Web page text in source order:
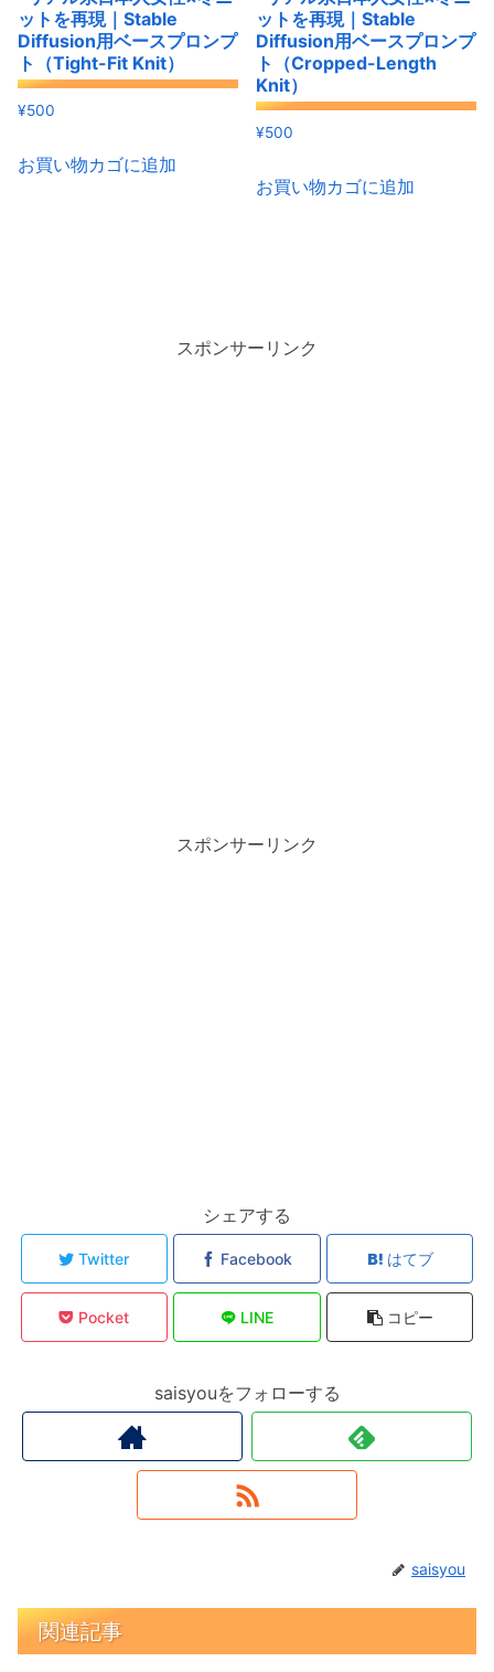
ットを再現｜Stable
Diffusion用ベースプロンプ
ト（Tight-Fit Knit）
¥500
お買い物カゴに追加
ットを再現｜Stable
Diffusion用ベースプロンプ
ト（Cropped-Length
Knit）
¥500
お買い物カゴに追加
スポンサーリンク
スポンサーリンク
シェアする
Twitter Facebook はてブ
Pocket LINE コピー
saisyouをフォローする
saisyou
関連記事